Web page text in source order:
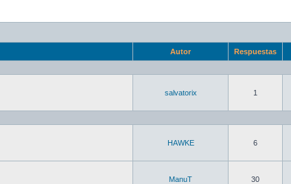
Autor Respuestas
salvatorix 1
HAWKE 6
ManuT 30